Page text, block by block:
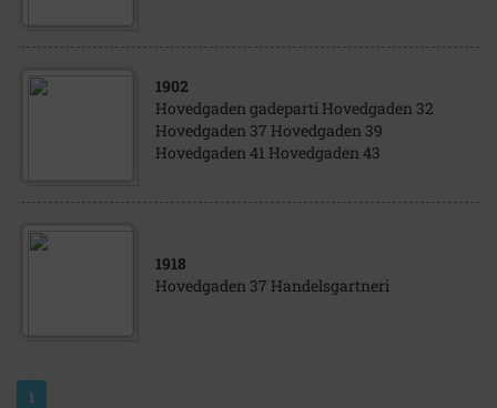
1902
Hovedgaden gadeparti Hovedgaden 32
Hovedgaden 37 Hovedgaden 39
Hovedgaden 41 Hovedgaden 43
1918
Hovedgaden 37 Handelsgartneri
1